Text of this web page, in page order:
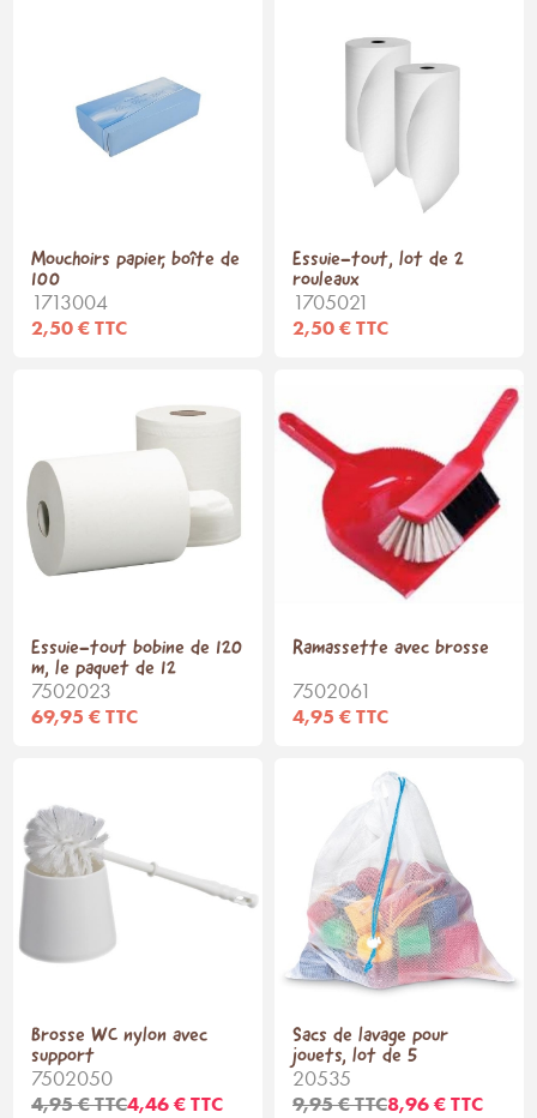
Mouchoirs papier, boîte de
100
1713004
2,50 € TTC
Essuie-tout, lot de 2
rouleaux
1705021
2,50 € TTC
Essuie-tout bobine de 120
m, le paquet de 12
7502023
69,95 € TTC
Ramassette avec brosse
7502061
4,95 € TTC
Brosse WC nylon avec
support
7502050
4,95 € TTC4,46 € TTC
Sacs de lavage pour
jouets, lot de 5
20535
9,95 € TTC8,96 € TTC